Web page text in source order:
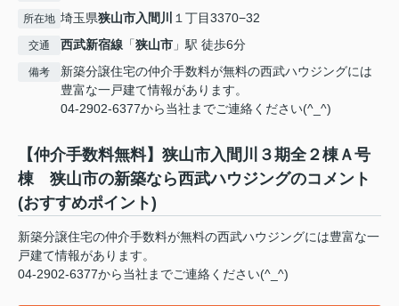
所在地 埼玉県狭山市入間川 １丁目3370−32
交通 西武新宿線 「狭山市 」駅 徒歩6分
備考
新築分譲住宅の仲介手数料が無料の西武ハウジングには
豊富な一戸建て情報があります。
04-2902-6377から当社までご連絡ください(^_^)
【仲介手数料無料】狭山市入間川３期全２棟Ａ号
棟 狭山市の新築なら西武ハウジングのコメント
(おすすめポイント)
新築分譲住宅の仲介手数料が無料の西武ハウジングには豊富な一
戸建て情報があります。
04-2902-6377から当社までご連絡ください(^_^)